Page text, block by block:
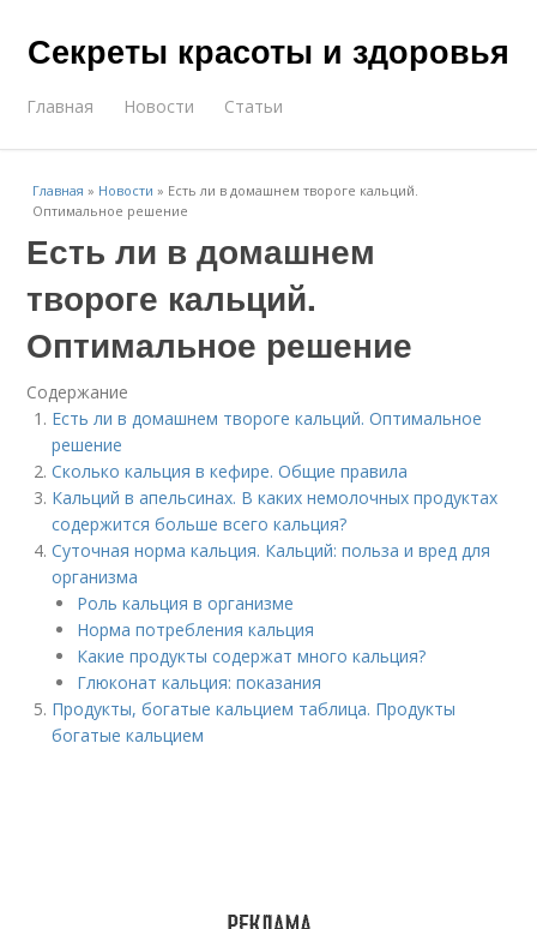
Секреты красоты и здоровья
Главная Новости Статьи
Главная » Новости » Есть ли в домашнем твороге кальций.
Оптимальное решение
Есть ли в домашнем
твороге кальций.
Оптимальное решение
Содержание
Есть ли в домашнем твороге кальций. Оптимальное
решение
Сколько кальция в кефире. Общие правила
Кальций в апельсинах. В каких немолочных продуктах
содержится больше всего кальция?
Суточная норма кальция. Кальций: польза и вред для
организма
Роль кальция в организме
Норма потребления кальция
Какие продукты содержат много кальция?
Глюконат кальция: показания
Продукты, богатые кальцием таблица. Продукты
богатые кальцием